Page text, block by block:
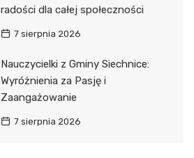
radości dla całej społeczności
7 sierpnia 2026
Nauczycielki z Gminy Siechnice:
Wyróżnienia za Pasję i
Zaangażowanie
7 sierpnia 2026